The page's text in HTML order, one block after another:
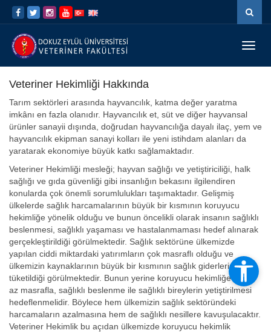
İçeriğe
atla
Navigasyona
atla
Veteriner Hekimliği Hakkında
Tarım sektörleri arasında hayvancılık, katma değer yaratma
imkânı en fazla olanıdır. Hayvancılık et, süt ve diğer hayvansal
ürünler sanayii dışında, doğrudan hayvancılığa dayalı ilaç, yem ve
hayvancılık ekipman sanayi kolları ile yeni istihdam alanları da
yaratarak ekonomiye büyük katkı sağlamaktadır.
Veteriner Hekimliği mesleği; hayvan sağlığı ve yetiştiriciliği, halk
sağlığı ve gıda güvenliği gibi insanlığın bekasını ilgilendiren
konularda çok önemli sorumlulukları taşımaktadır. Gelişmiş
ülkelerde sağlık harcamalarının büyük bir kısmının koruyucu
hekimliğe yönelik olduğu ve bunun öncelikli olarak insanın sağlıklı
beslenmesi, sağlıklı yaşaması ve hastalanmaması hedef alınarak
gerçekleştirildiği görülmektedir. Sağlık sektörüne ülkemizde
yapılan ciddi miktardaki yatırımların çok masraflı olduğu ve
ülkemizin kaynaklarının büyük bir kısmının sağlık giderlerinde
tüketildiği görülmektedir. Bunun yerine koruyucu hekimliğe daha
az masrafla, sağlıklı beslenme ile sağlıklı bireylerin yetiştirilmesi
hedeflenmelidir. Böylece hem ülkemizin sağlık sektöründeki
harcamaların azalmasına hem de sağlıklı nesillere kavuşulacaktır.
Veteriner Hekimlik bu açıdan ülkemizde koruyucu hekimlik